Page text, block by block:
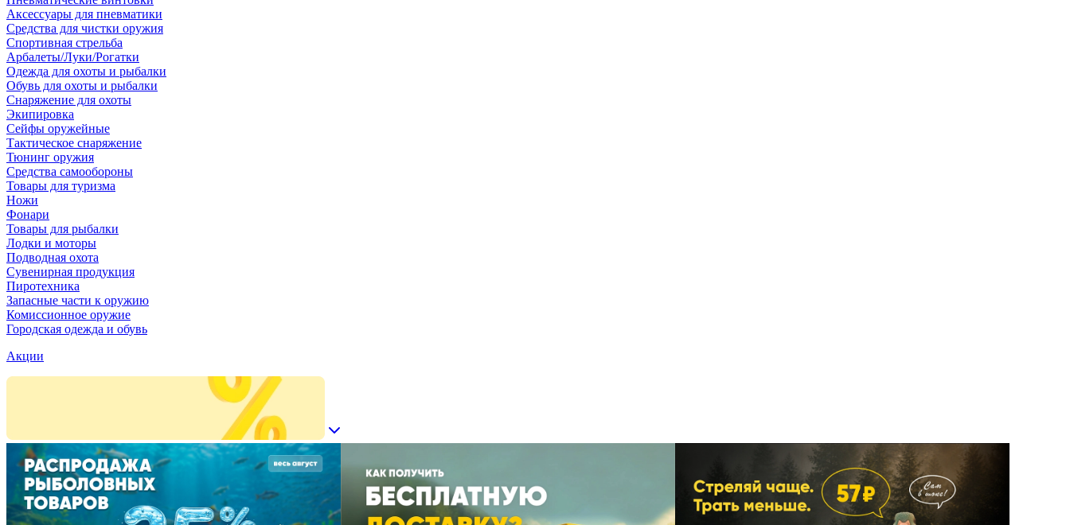
Аксессуары для пневматики
Средства для чистки оружия
Спортивная стрельба
Арбалеты/Луки/Рогатки
Одежда для охоты и рыбалки
Обувь для охоты и рыбалки
Снаряжение для охоты
Экипировка
Сейфы оружейные
Тактическое снаряжение
Тюнинг оружия
Средства самообороны
Товары для туризма
Ножи
Фонари
Товары для рыбалки
Лодки и моторы
Подводная охота
Сувенирная продукция
Пиротехника
Запасные части к оружию
Комиссионное оружие
Городская одежда и обувь
Акции